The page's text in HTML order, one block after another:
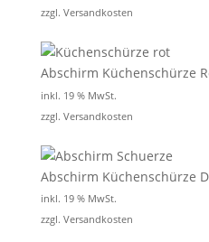
zzgl. Versandkosten
Abschirm Küchenschürze
inkl. 19 % MwSt.
zzgl. Versandkosten
Abschirm Küchenschürze
inkl. 19 % MwSt.
zzgl. Versandkosten